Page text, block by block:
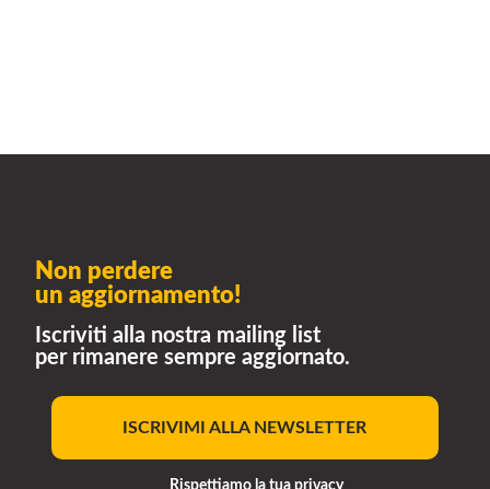
Non perdere
un aggiornamento!
Iscriviti alla nostra mailing list
per rimanere sempre aggiornato.
ISCRIVIMI ALLA NEWSLETTER
Rispettiamo la tua privacy